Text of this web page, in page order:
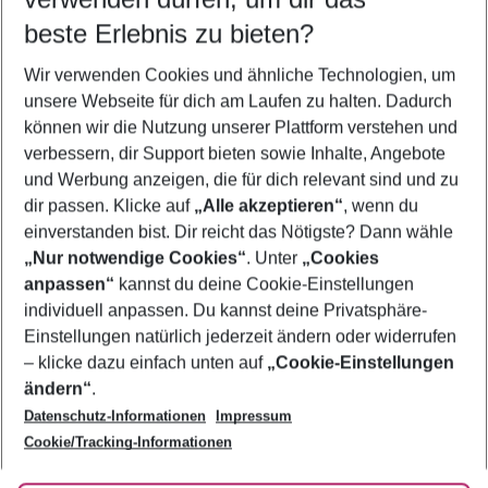
5-8 Nächte
2 Erwachsene Keine Kinder
Mehr Filter anzeigen
Footer
Footer navigation
Über uns
AGB
Bestpreisgarantie
Cookie-Einstellungen ändern
Cookie-Richtlinie
Agenturbetreuung
Barrierefreies Reisen
Folge uns
beste Erlebnis zu bieten?
Wir verwenden Cookies und ähnliche Technologien, um
unsere Webseite für dich am Laufen zu halten. Dadurch
können wir die Nutzung unserer Plattform verstehen und
verbessern, dir Support bieten sowie Inhalte, Angebote
und Werbung anzeigen, die für dich relevant sind und zu
dir passen. Klicke auf „Alle akzeptieren“, wenn du
einverstanden bist. Dir reicht das Nötigste? Dann wähle
„Nur notwendige Cookies“. Unter „Cookies
anpassen“ kannst du deine Cookie-Einstellungen
individuell anpassen. Du kannst deine Privatsphäre-
Einstellungen natürlich jederzeit ändern oder widerrufen
– klicke dazu einfach unten auf „Cookie-Einstellungen
ändern“.
Datenschutz-Informationen
Impressum
Cookie/Tracking-Informationen